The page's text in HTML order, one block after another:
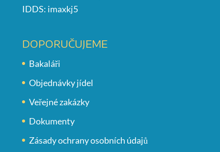
IDDS: imaxkj5
DOPORUČUJEME
Bakaláři
Objednávky jídel
Veřejné zakázky
Dokumenty
Zásady ochrany osobních údajů